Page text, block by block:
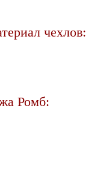
чехлов:
Ромб: